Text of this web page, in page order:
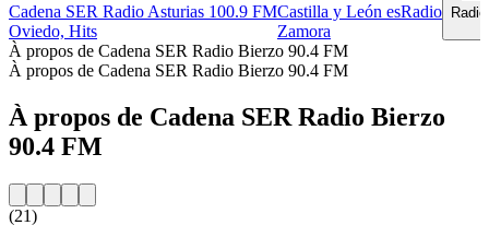
Cadena SER Radio Asturias 100.9 FM
Oviedo, Hits
Castilla y León esRadio
Zamora
À propos de Cadena SER Radio Bierzo 90.4 FM
À propos de Cadena SER Radio Bierzo 90.4 FM
À propos de Cadena SER Radio Bierzo
90.4 FM
(21)